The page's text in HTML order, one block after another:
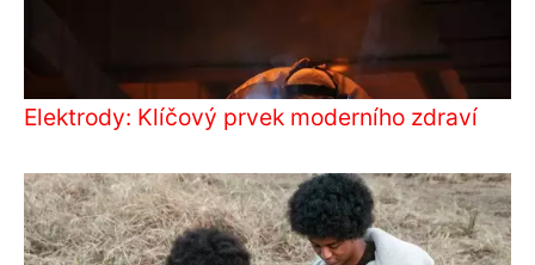
Elektrody: Klíčový prvek moderního zdraví